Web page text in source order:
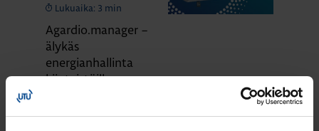
Lukuaika: 3 min
Agardio.manager –
älykäs
energianhallinta
kiinteistöille